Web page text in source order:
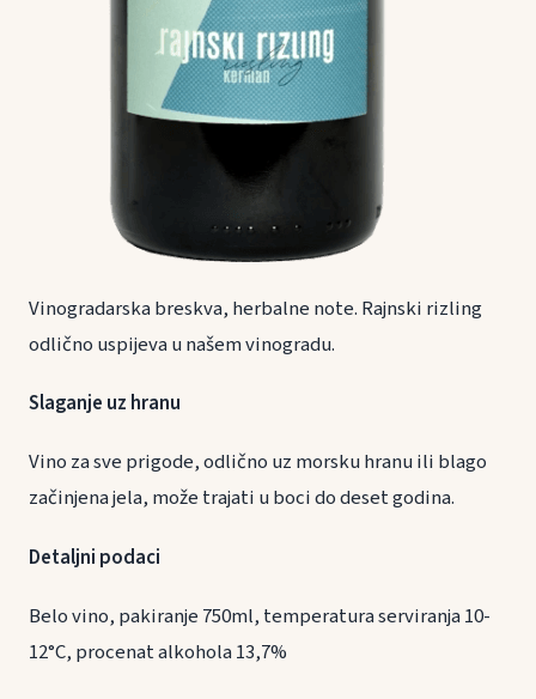
Vinogradarska breskva, herbalne note. Rajnski rizling
odlično uspijeva u našem vinogradu.
Slaganje uz hranu
Vino za sve prigode, odlično uz morsku hranu ili blago
začinjena jela, može trajati u boci do deset godina.
Detaljni podaci
Belo vino, pakiranje 750ml, temperatura serviranja 10-
12°C, procenat alkohola 13,7%